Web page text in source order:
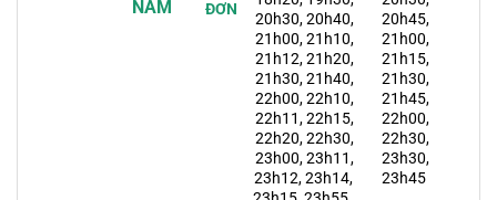
NẰM
ĐƠN
20h30, 20h40,
21h00, 21h10,
21h12, 21h20,
21h30, 21h40,
22h00, 22h10,
22h11, 22h15,
22h20, 22h30,
23h00, 23h11,
23h12, 23h14,
20h45,
21h00,
21h15,
21h30,
21h45,
22h00,
22h30,
23h30,
23h45